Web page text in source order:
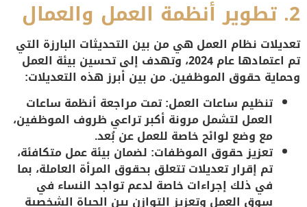
2. تطوير أنظمة العمل والعمال
تعديلات نظام العمل هي من بين التحديثات البارزة التي
تم اعتمادها عام 2024، وتهدف إلى تحسين بيئة العمل
وحماية حقوق الموظفين. من بين أبرز هذه التعديلات:
تنظيم ساعات العمل: تمت مراجعة أنظمة ساعات
العمل لتشمل مرونة أكبر تراعي ظروف الموظفين،
مع وضع لوائح خاصة للعمل عن بُعد.
تعزيز حقوق الموظفات: لضمان بيئة عمل متكافئة،
تم إقرار تعديلات تتعلق بحقوق المرأة العاملة، بما
في ذلك إجراءات خاصة لدعم تواجد النساء في
سوق العمل وتعزيز التوازن بين الحياة الشخصية